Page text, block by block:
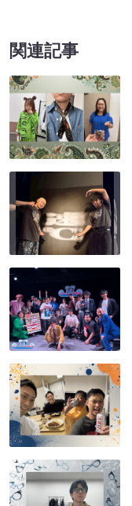
関連記事